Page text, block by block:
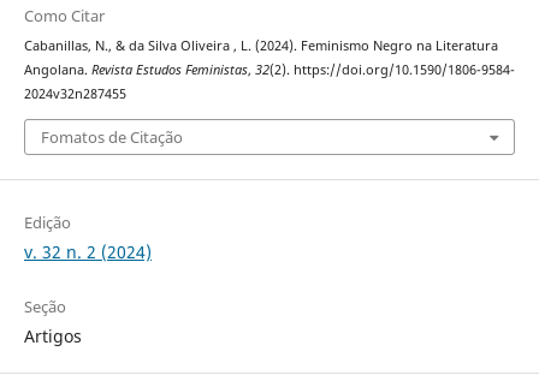
Como Citar
Cabanillas, N., & da Silva Oliveira , L. (2024). Feminismo Negro na Literatura
Angolana. Revista Estudos Feministas, 32(2). https://doi.org/10.1590/1806-9584-
2024v32n287455
Fomatos de Citação
Edição
v. 32 n. 2 (2024)
Seção
Artigos